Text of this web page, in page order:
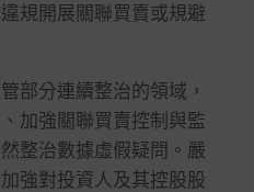
規開展關聯買賣或規避
分連續整治的領域，
加強關聯買賣控制與監
整治數據虛假疑問。嚴
強對投資人及其控股股